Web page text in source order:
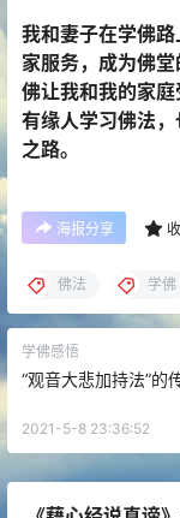
我和妻子在学佛
家服务，成为佛
佛让我和我的家
有缘人学习佛法
之路。
海报分享
佛法 学佛
学佛感悟
“观音大悲加持法”的
2021-5-8 23:36:52